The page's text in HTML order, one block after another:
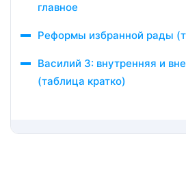
главное
Реформы избранной рады
Василий 3: внутренняя и
(таблица кратко)